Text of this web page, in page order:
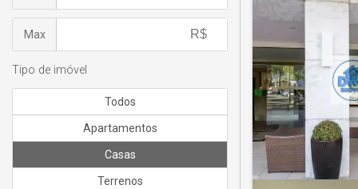
Max
Tipo de imóvel
Todos
Apartamentos
Casas
Terrenos